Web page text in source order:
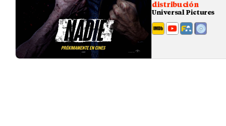
distribución
Universal Pictures